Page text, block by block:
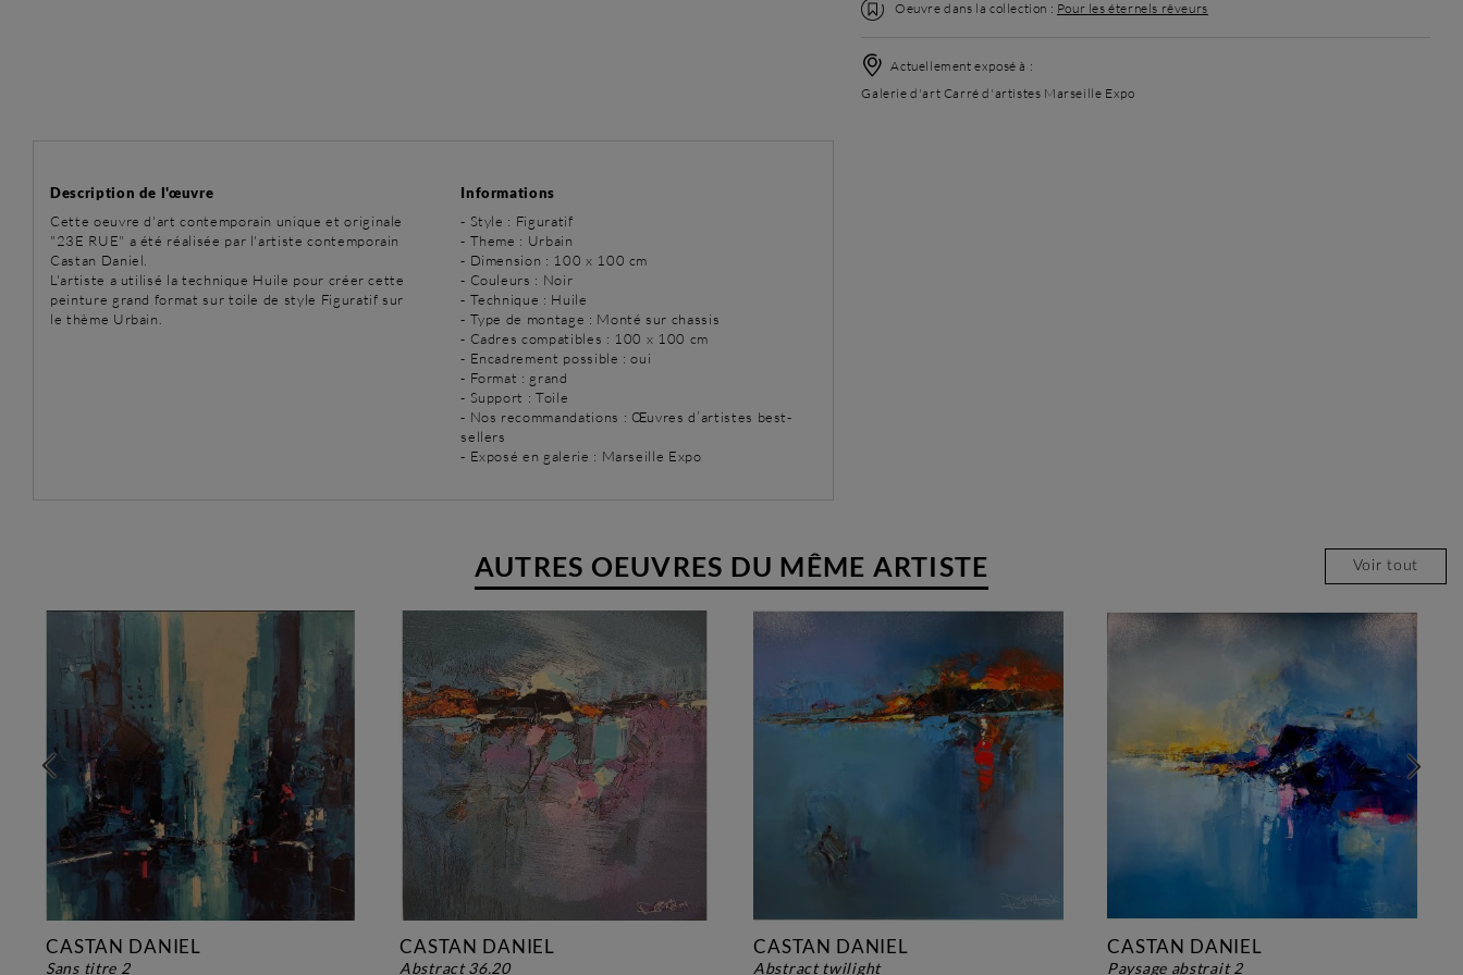
Oeuvre dans la collection : Pour les éternels rêveurs
Actuellement exposé à :
Galerie d'art Carré d'artistes Marseille Expo
Description de l'œuvre
Cette oeuvre d'art contemporain unique et originale
"23E RUE" a été réalisée par l'artiste contemporain
Castan Daniel.
L'artiste a utilisé la technique Huile pour créer cette
peinture grand format sur toile de style Figuratif sur
le thème Urbain.
Informations
- Style : Figuratif
- Theme : Urbain
- Dimension : 100 x 100 cm
- Couleurs : Noir
- Technique : Huile
- Type de montage : Monté sur chassis
- Cadres compatibles : 100 x 100 cm
- Encadrement possible : oui
- Format : grand
- Support : Toile
- Nos recommandations : Œuvres d’artistes best-
sellers
- Exposé en galerie : Marseille Expo
AUTRES OEUVRES DU MÊME ARTISTE Voir tout
CASTAN DANIEL
sans titre 2
CASTAN DANIEL
abstract 36.20
CASTAN DANIEL
abstract twilight
CASTAN DANIEL
paysage abstrait 2